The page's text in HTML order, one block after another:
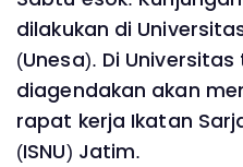
dilakukan di
(Unesa). Di
diagendakan akan
rapat kerja Ikatan
(ISNU) Jatim.